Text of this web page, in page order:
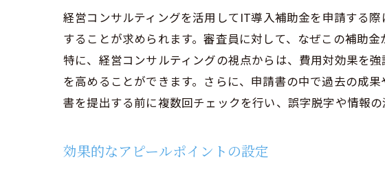
未来を見据え
経営コンサルティングを活用してIT導入補助金を申請する
することが求められます。審査員に対して、なぜこの補助
特に、経営コンサルティングの視点からは、費用対効果を
を高めることができます。さらに、申請書の中で過去の成
書を提出する前に複数回チェックを行い、誤字脱字や情報
効果的なアピールポイントの設定